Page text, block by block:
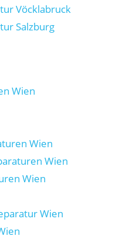
Vöcklabruck
Salzburg
Wien
Wien
Wien
Wien
Wien